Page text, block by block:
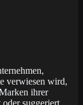
verwiesen wird,
ihrer
suggeriert,